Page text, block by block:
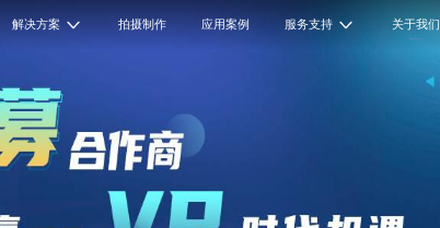
解决方案 拍摄制作 应用案例 服务支持 关于我们